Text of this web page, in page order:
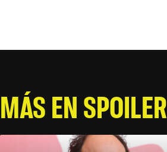
MÁS EN SPOILER